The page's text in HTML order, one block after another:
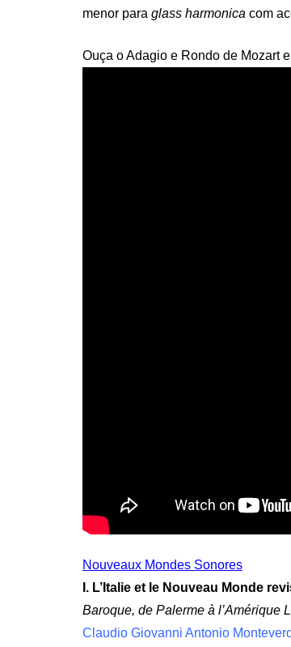
menor para glass harmonica com
Ouça o Adagio e Rondo de Mozart
Nouveaux Mondes Sonores
I. L’Italie et le Nouveau Monde
Baroque, de Palerme à l’Amérique
Claudio Giovanni Antonio